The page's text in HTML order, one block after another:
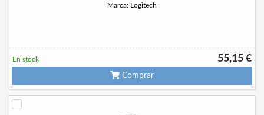
Marca: Logitech
55,15 €
En stock
Comprar